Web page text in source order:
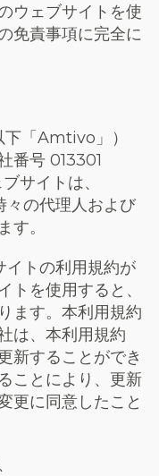
ウェブサイトを使
免責事項に完全に
下「 Amtivo 」）
番号 013301
サイトは、
々の代理人および
す。
イトの利用規約が
トを使用すると、
ます。本利用規約
は、本利用規約
新することができ
ことにより、更新
更に同意したこと